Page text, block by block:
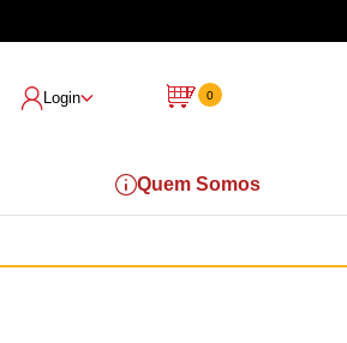
Login 0
Quem Somos